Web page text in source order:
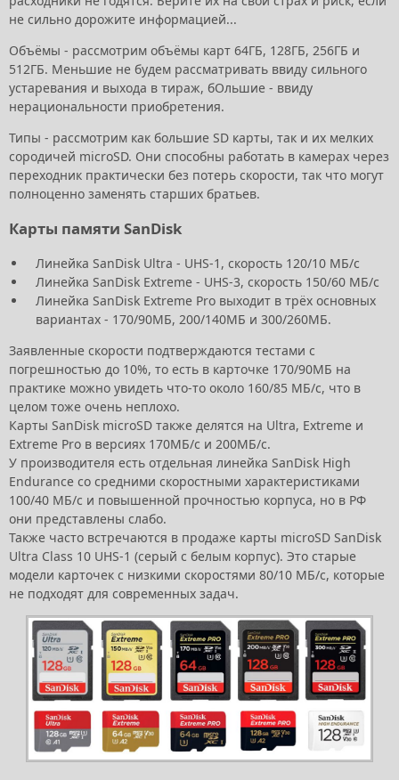
не сильно дорожите информацией...
Объёмы - рассмотрим объёмы карт 64ГБ, 128ГБ, 256ГБ и
512ГБ. Меньшие не будем рассматривать ввиду сильного
устаревания и выхода в тираж, бОльшие - ввиду
нерациональности приобретения.
Типы - рассмотрим как большие SD карты, так и их мелких
сородичей microSD. Они способны работать в камерах через
переходник практически без потерь скорости, так что могут
полноценно заменять старших братьев.
Карты памяти SanDisk
Линейка SanDisk Ultra - UHS-1, скорость 120/10 МБ/с
Линейка SanDisk Extreme - UHS-3, скорость 150/60 МБ/с
Линейка SanDisk Extreme Pro выходит в трёх основных
вариантах - 170/90МБ, 200/140МБ и 300/260МБ.
Заявленные скорости подтверждаются тестами с
погрешностью до 10%, то есть в карточке 170/90МБ на
практике можно увидеть что-то около 160/85 МБ/с, что в
целом тоже очень неплохо.
Карты SanDisk microSD также делятся на Ultra, Extreme и
Extreme Pro в версиях 170МБ/с и 200МБ/с.
У производителя есть отдельная линейка SanDisk High
Endurance со средними скоростными характеристиками
100/40 МБ/с и повышенной прочностью корпуса, но в РФ
они представлены слабо.
Также часто встречаются в продаже карты microSD SanDisk
Ultra Class 10 UHS-1 (серый с белым корпус). Это старые
модели карточек с низкими скоростями 80/10 МБ/с, которые
не подходят для современных задач.